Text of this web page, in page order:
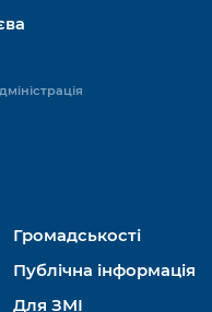
Громадськості
Публічна інформація
Для ЗМІ